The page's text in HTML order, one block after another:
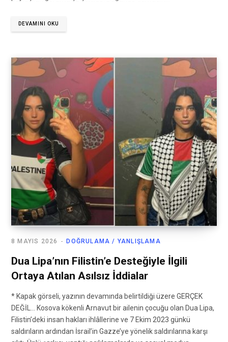
DEVAMINI OKU
DOĞRULAMA / YANLIŞLAMA
8 MAYIS 2026
Dua Lipa’nın Filistin’e Desteğiyle İlgili
Ortaya Atılan Asılsız İddialar
* Kapak görseli, yazının devamında belirtildiği üzere GERÇEK
DEĞİL… Kosova kökenli Arnavut bir ailenin çocuğu olan Dua Lipa,
Filistin’deki insan hakları ihlâllerine ve 7 Ekim 2023 günkü
saldırıların ardından İsrail’in Gazze’ye yönelik saldırılarına karşı